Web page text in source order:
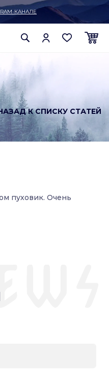
КАНАЛЕ
К СПИСКУ СТАТЕЙ
пуховик. Очень